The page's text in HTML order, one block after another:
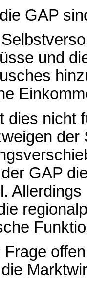
GAP
und
dies nicht
der
GAP
Frage